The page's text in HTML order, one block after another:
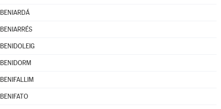
BENIARDÁ
BENIARRÉS
BENIDOLEIG
BENIDORM
BENIFALLIM
BENIFATO